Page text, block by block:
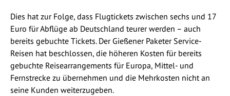
Dies hat zur Folge, dass Flugtickets zwischen sechs und 17
Euro für Abflüge ab Deutschland teurer werden – auch
bereits gebuchte Tickets. Der Gießener Paketer Service-
Reisen hat beschlossen, die höheren Kosten für bereits
gebuchte Reisearrangements für Europa, Mittel- und
Fernstrecke zu übernehmen und die Mehrkosten nicht an
seine Kunden weiterzugeben.